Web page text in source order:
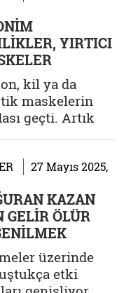
yapılan her
başta kendisini
bir zincirdir.
şu ki: Sosyal
özgürlük değil
güç,
YIRTICI
kil ya da
maskelerin
geçti. Artık
maskeler
Kendimize
bu
Sanal
ödünç
imhası
profillerle kendi
27 Mayıs 2025,
KAZAN
GELİR ÖLÜR
İSE “LİNÇ
DE
üzerinde
etki